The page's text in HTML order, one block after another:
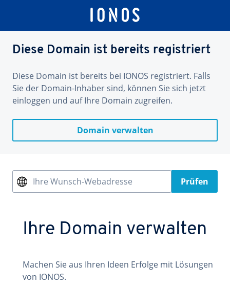
Diese Domain ist bereits registriert
Diese Domain ist bereits bei IONOS registriert. Falls
Sie der Domain-Inhaber sind, können Sie sich jetzt
einloggen und auf Ihre Domain zugreifen.
Domain verwalten
Ihre Wunsch-Webadresse Prüfen
Ihre Domain verwalten
Machen Sie aus Ihren Ideen Erfolge mit Lösungen
von IONOS.